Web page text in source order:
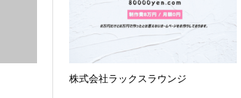
株式会社ラックスラウンジ